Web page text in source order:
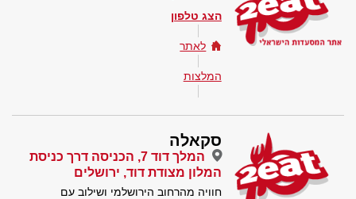
הצג טלפון
לאתר
המלצות
סקאלה
המלך דוד 7, הכניסה דרך כניסת
המלון מצודת דוד, ירושלים
חוויה מהרחוב הירושלמי ושילוב עם